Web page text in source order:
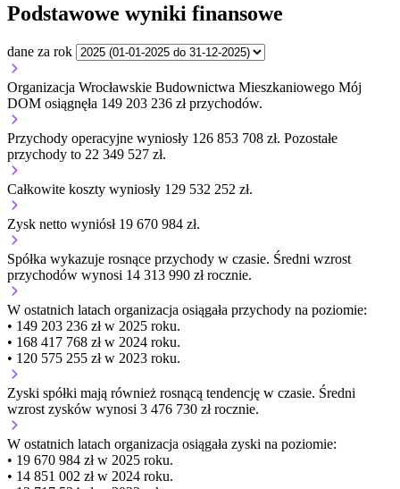
Podstawowe wyniki finansowe
dane za rok
Organizacja Wrocławskie Budownictwa Mieszkaniowego Mój
DOM osiągnęła 149 203 236 zł przychodów.
Przychody operacyjne wyniosły 126 853 708 zł. Pozostałe
przychody to 22 349 527 zł.
Całkowite koszty wyniosły 129 532 252 zł.
Zysk netto wyniósł 19 670 984 zł.
Spółka wykazuje rosnące przychody w czasie. Średni wzrost
przychodów wynosi 14 313 990 zł rocznie.
W ostatnich latach organizacja osiągała przychody na poziomie:
• 149 203 236 zł w 2025 roku.
• 168 417 768 zł w 2024 roku.
• 120 575 255 zł w 2023 roku.
Zyski spółki mają również rosnącą tendencję w czasie. Średni
wzrost zysków wynosi 3 476 730 zł rocznie.
W ostatnich latach organizacja osiągała zyski na poziomie:
• 19 670 984 zł w 2025 roku.
• 14 851 002 zł w 2024 roku.